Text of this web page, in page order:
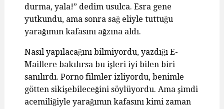
durma, yala!” dedim usulca. Esra gene
yutkundu, ama sonra sağ eliyle tuttuğu
yarağımın kafasını ağzına aldı.
Nasıl yapılacağını bilmiyordu, yazdığı E-
Maillere bakılırsa bu işleri iyi bilen biri
sanılırdı. Porno filmler izliyordu, benimle
götten sikişebileceğini söylüyordu. Ama şimdi
acemiliğiyle yarağımın kafasını kimi zaman